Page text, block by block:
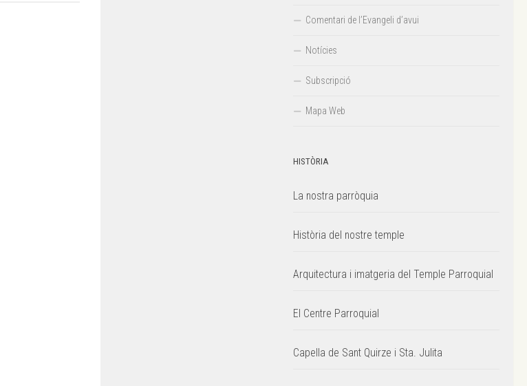
Comentari de l’Evangeli d’avui
Notícies
Subscripció
Mapa Web
HISTÒRIA
La nostra parròquia
Història del nostre temple
Arquitectura i imatgeria del Temple Parroquial
El Centre Parroquial
Capella de Sant Quirze i Sta. Julita